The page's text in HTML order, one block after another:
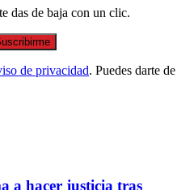
das de baja con un clic.
de privacidad. Puedes darte de
a hacer justicia tras